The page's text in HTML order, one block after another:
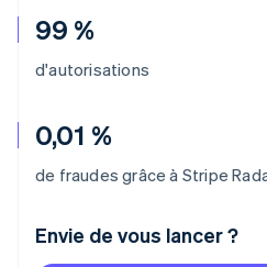
99 %
d'autorisations
0,01 %
de fraudes grâce à Stripe
Envie de vous lancer ?